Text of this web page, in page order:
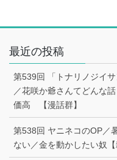
最近の投稿
第539回 「トナリノジイ
／花咲か爺さんてどんな
価高 【漫話群】
第538回 ヤニネコのOP／
ない／金を動かしたい奴【